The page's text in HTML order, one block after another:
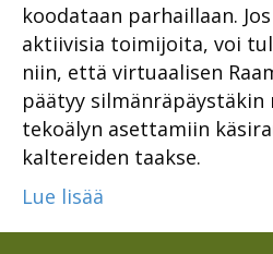
koodataan parhaillaan.
aktiivisia toimijoita, voi
niin, että virtuaalisen
päätyy silmänräpäystäkin
tekoälyn asettamiin
kaltereiden taakse.
Lue lisää